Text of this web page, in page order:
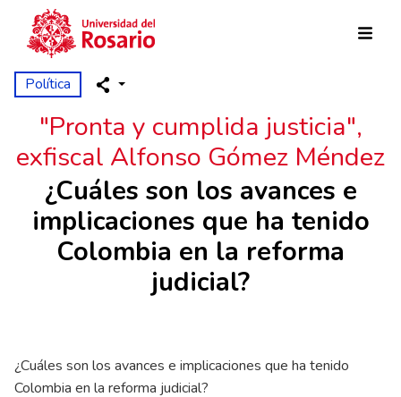
Skip to main content
Política
"Pronta y cumplida justicia",
exfiscal Alfonso Gómez Méndez
¿Cuáles son los avances e
implicaciones que ha tenido
Colombia en la reforma
judicial?
¿Cuáles son los avances e implicaciones que ha tenido
Colombia en la reforma judicial?